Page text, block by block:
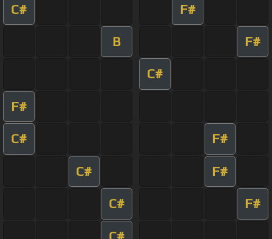
C# F#
B F#
C#
F#
C# F#
C# F#
C# F#
C#